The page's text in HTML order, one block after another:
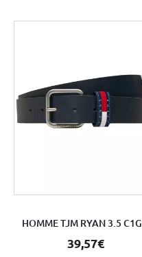
HOMME TJM RYAN 3.5 C1G
39,57€